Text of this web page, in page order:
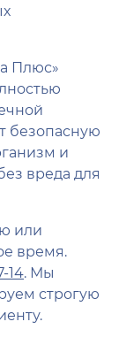
Плюс»
безопасную
и
вреда для
или
время.
14. Мы
строгую